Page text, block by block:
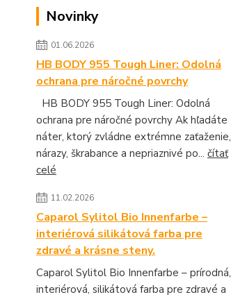
Novinky
01.06.2026
HB BODY 955 Tough Liner: Odolná
ochrana pre náročné povrchy
HB BODY 955 Tough Liner: Odolná
ochrana pre náročné povrchy Ak hľadáte
náter, ktorý zvládne extrémne zaťaženie,
nárazy, škrabance a nepriaznivé po... čítať
celé
11.02.2026
Caparol Sylitol Bio Innenfarbe –
interiérová silikátová farba pre
zdravé a krásne steny.
Caparol Sylitol Bio Innenfarbe – prírodná,
interiérová, silikátová farba pre zdravé a